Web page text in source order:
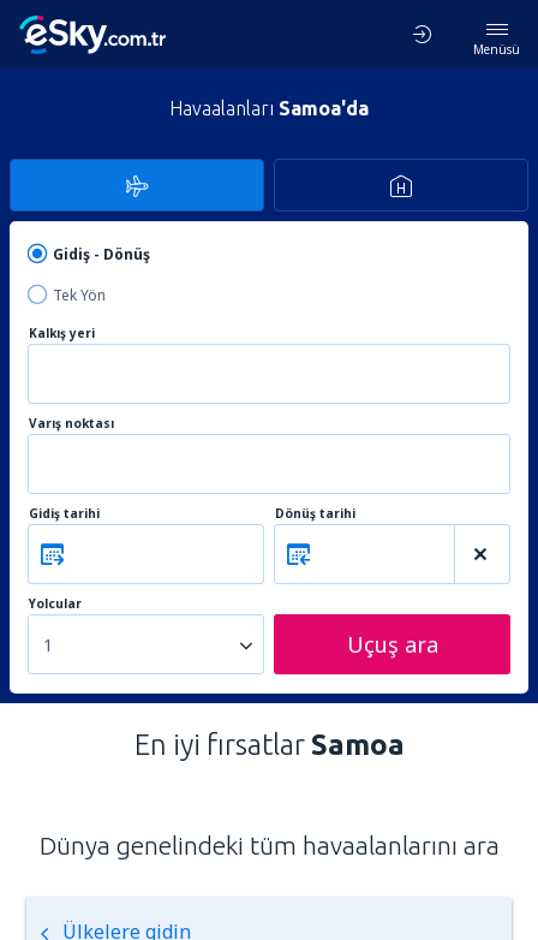
Menüsü
Havaalanları Samoa'da
Gidiş - Dönüş
Tek Yön
Kalkış yeri
Varış noktası
Gidiş tarihi Dönüş tarihi
Yolcular
1 Uçuş ara
En iyi fırsatlarSamoa
Dünya genelindeki tüm havaalanlarını ara
Ülkelere gidin